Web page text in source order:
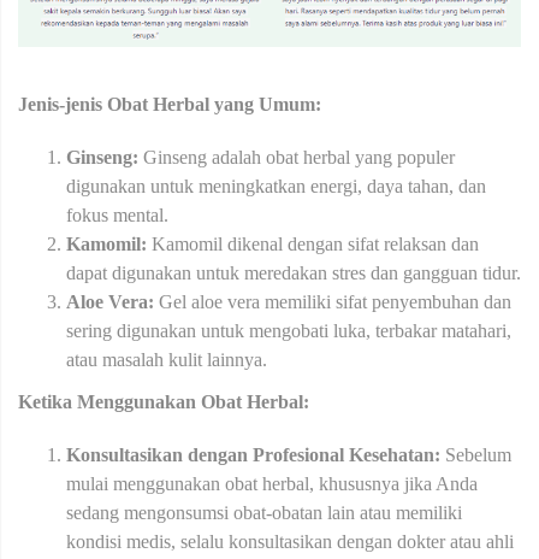
Jenis-jenis Obat Herbal yang Umum:
Ginseng: Ginseng adalah obat herbal yang populer
digunakan untuk meningkatkan energi, daya tahan, dan
fokus mental.
Kamomil: Kamomil dikenal dengan sifat relaksan dan
dapat digunakan untuk meredakan stres dan gangguan tidur.
Aloe Vera: Gel aloe vera memiliki sifat penyembuhan dan
sering digunakan untuk mengobati luka, terbakar matahari,
atau masalah kulit lainnya.
Ketika Menggunakan Obat Herbal:
Konsultasikan dengan Profesional Kesehatan: Sebelum
mulai menggunakan obat herbal, khususnya jika Anda
sedang mengonsumsi obat-obatan lain atau memiliki
kondisi medis, selalu konsultasikan dengan dokter atau ahli